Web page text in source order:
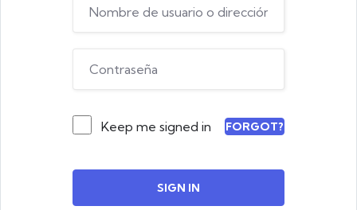
Keep me signed in FORGOT?
SIGN IN